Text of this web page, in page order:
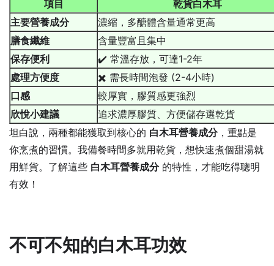
項目
乾貨白木耳
主要營養成分
濃縮，多醣體含量通常更高
膳食纖維
含量豐富且集中
保存便利
✔️ 常溫存放，可達1-2年
處理方便度
✖️ 需長時間泡發 (2-4小時)
口感
較厚實，膠質感更強烈
欣悅小建議
追求濃厚膠質、方便儲存選乾貨
坦白說，兩種都能獲取到核心的 白木耳營養成分，重點是
你烹煮的習慣。我備餐時間多就用乾貨，想快速煮個甜湯就
用鮮貨。了解這些 白木耳營養成分的特性，才能吃得聰明
有效！
不可不知的白木耳功效